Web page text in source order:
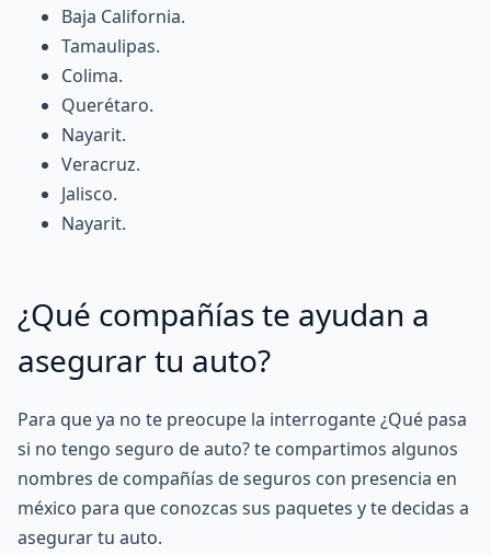
Baja California.
Tamaulipas.
Colima.
Querétaro.
Nayarit.
Veracruz.
Jalisco.
Nayarit.
¿Qué compañías te ayudan a
asegurar tu auto?
Para que ya no te preocupe la interrogante ¿Qué pasa
si no tengo seguro de auto? te compartimos algunos
nombres de compañías de seguros con presencia en
méxico para que conozcas sus paquetes y te decidas a
asegurar tu auto.